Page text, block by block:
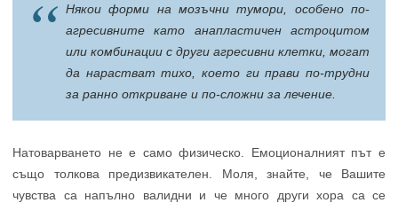
Някои форми на мозъчни тумори, особено по-
агресивните като анапластичен астроцитом
или комбинации с други агресивни клетки, могат
да нарастват тихо, което ги прави по-трудни
за ранно откриване и по-сложни за лечение.
Натоварването не е само физическо. Емоционалният път е
също толкова предизвикателен. Моля, знайте, че Вашите
чувства са напълно валидни и че много други хора са се